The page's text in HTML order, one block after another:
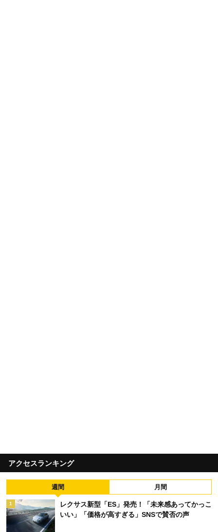
アクセスランキング
週間 月間
1
レクサス新型「ES」発売！「未来感あってかっこ
いい」「価格が高すぎる」SNSで賛否の声